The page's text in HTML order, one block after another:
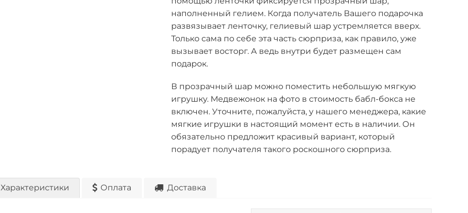
наполненный гелием. Когда получатель Вашего подарочка
развязывает ленточку, гелиевый шар устремляется вверх.
Только сама по себе эта часть сюрприза, как правило, уже
вызывает восторг. А ведь внутри будет размещен сам
подарок.
В прозрачный шар можно поместить небольшую мягкую
игрушку. Медвежонок на фото в стоимость бабл-бокса не
включен. Уточните, пожалуйста, у нашего менеджера, какие
мягкие игрушки в настоящий момент есть в наличии. Он
обязательно предложит красивый вариант, который
порадует получателя такого роскошного сюрприза.
Характеристики Оплата Доставка